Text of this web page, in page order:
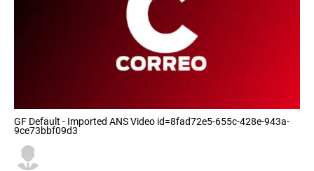
GF Default - Imported ANS Video id=8fad72e5-655c-428e-943a-
9ce73bbf09d3